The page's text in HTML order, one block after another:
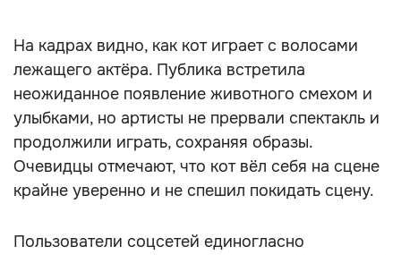
На кадрах видно, как кот играет с волосами
лежащего актёра. Публика встретила
неожиданное появление животного смехом и
улыбками, но артисты не прервали спектакль и
продолжили играть, сохраняя образы.
Очевидцы отмечают, что кот вёл себя на сцене
крайне уверенно и не спешил покидать сцену.
Пользователи соцсетей единогласно